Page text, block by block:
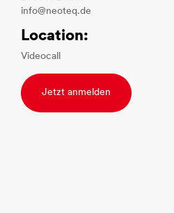
info@neoteq.de
Location:
Videocall
Jetzt anmelden